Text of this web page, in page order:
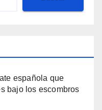
española que
bajo los escombros